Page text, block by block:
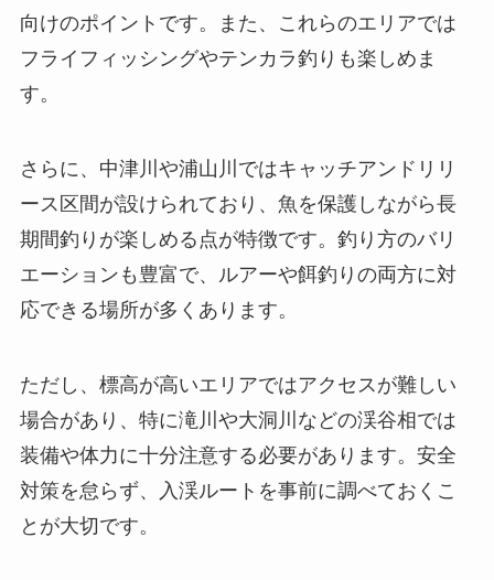
向けのポイントです。また、これらのエリアでは
フライフィッシングやテンカラ釣りも楽しめま
す。
さらに、中津川や浦山川ではキャッチアンドリリ
ース区間が設けられており、魚を保護しながら長
期間釣りが楽しめる点が特徴です。釣り方のバリ
エーションも豊富で、ルアーや餌釣りの両方に対
応できる場所が多くあります。
ただし、標高が高いエリアではアクセスが難しい
場合があり、特に滝川や大洞川などの渓谷相では
装備や体力に十分注意する必要があります。安全
対策を怠らず、入渓ルートを事前に調べておくこ
とが大切です。